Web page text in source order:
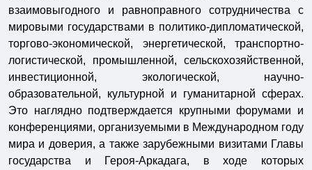
взаимовыгодного и равноправного сотрудничества с
мировыми государствами в политико-дипломатической,
торгово-экономической, энергетической, транспортно-
логистической, промышленной, сельскохозяйственной,
инвестиционной, экологической, научно-
образовательной, культурной и гуманитарной сферах.
Это наглядно подтверждается крупными форумами и
конференциями, организуемыми в Международном году
мира и доверия, а также зарубежными визитами Главы
государства и Героя-Аркадага, в ходе которых